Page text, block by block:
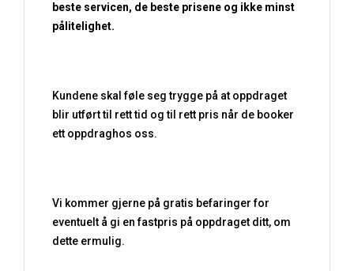
beste servicen, de beste prisene og ikke minst
pålitelighet.
Kundene skal føle seg trygge på at oppdraget
blir utført til rett tid og til rett pris når de booker
ett oppdraghos oss.
Vi kommer gjerne på gratis befaringer for
eventuelt å gi en fastpris på oppdraget ditt, om
dette ermulig.